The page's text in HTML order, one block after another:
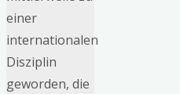
einer
internationalen
Disziplin
geworden, die